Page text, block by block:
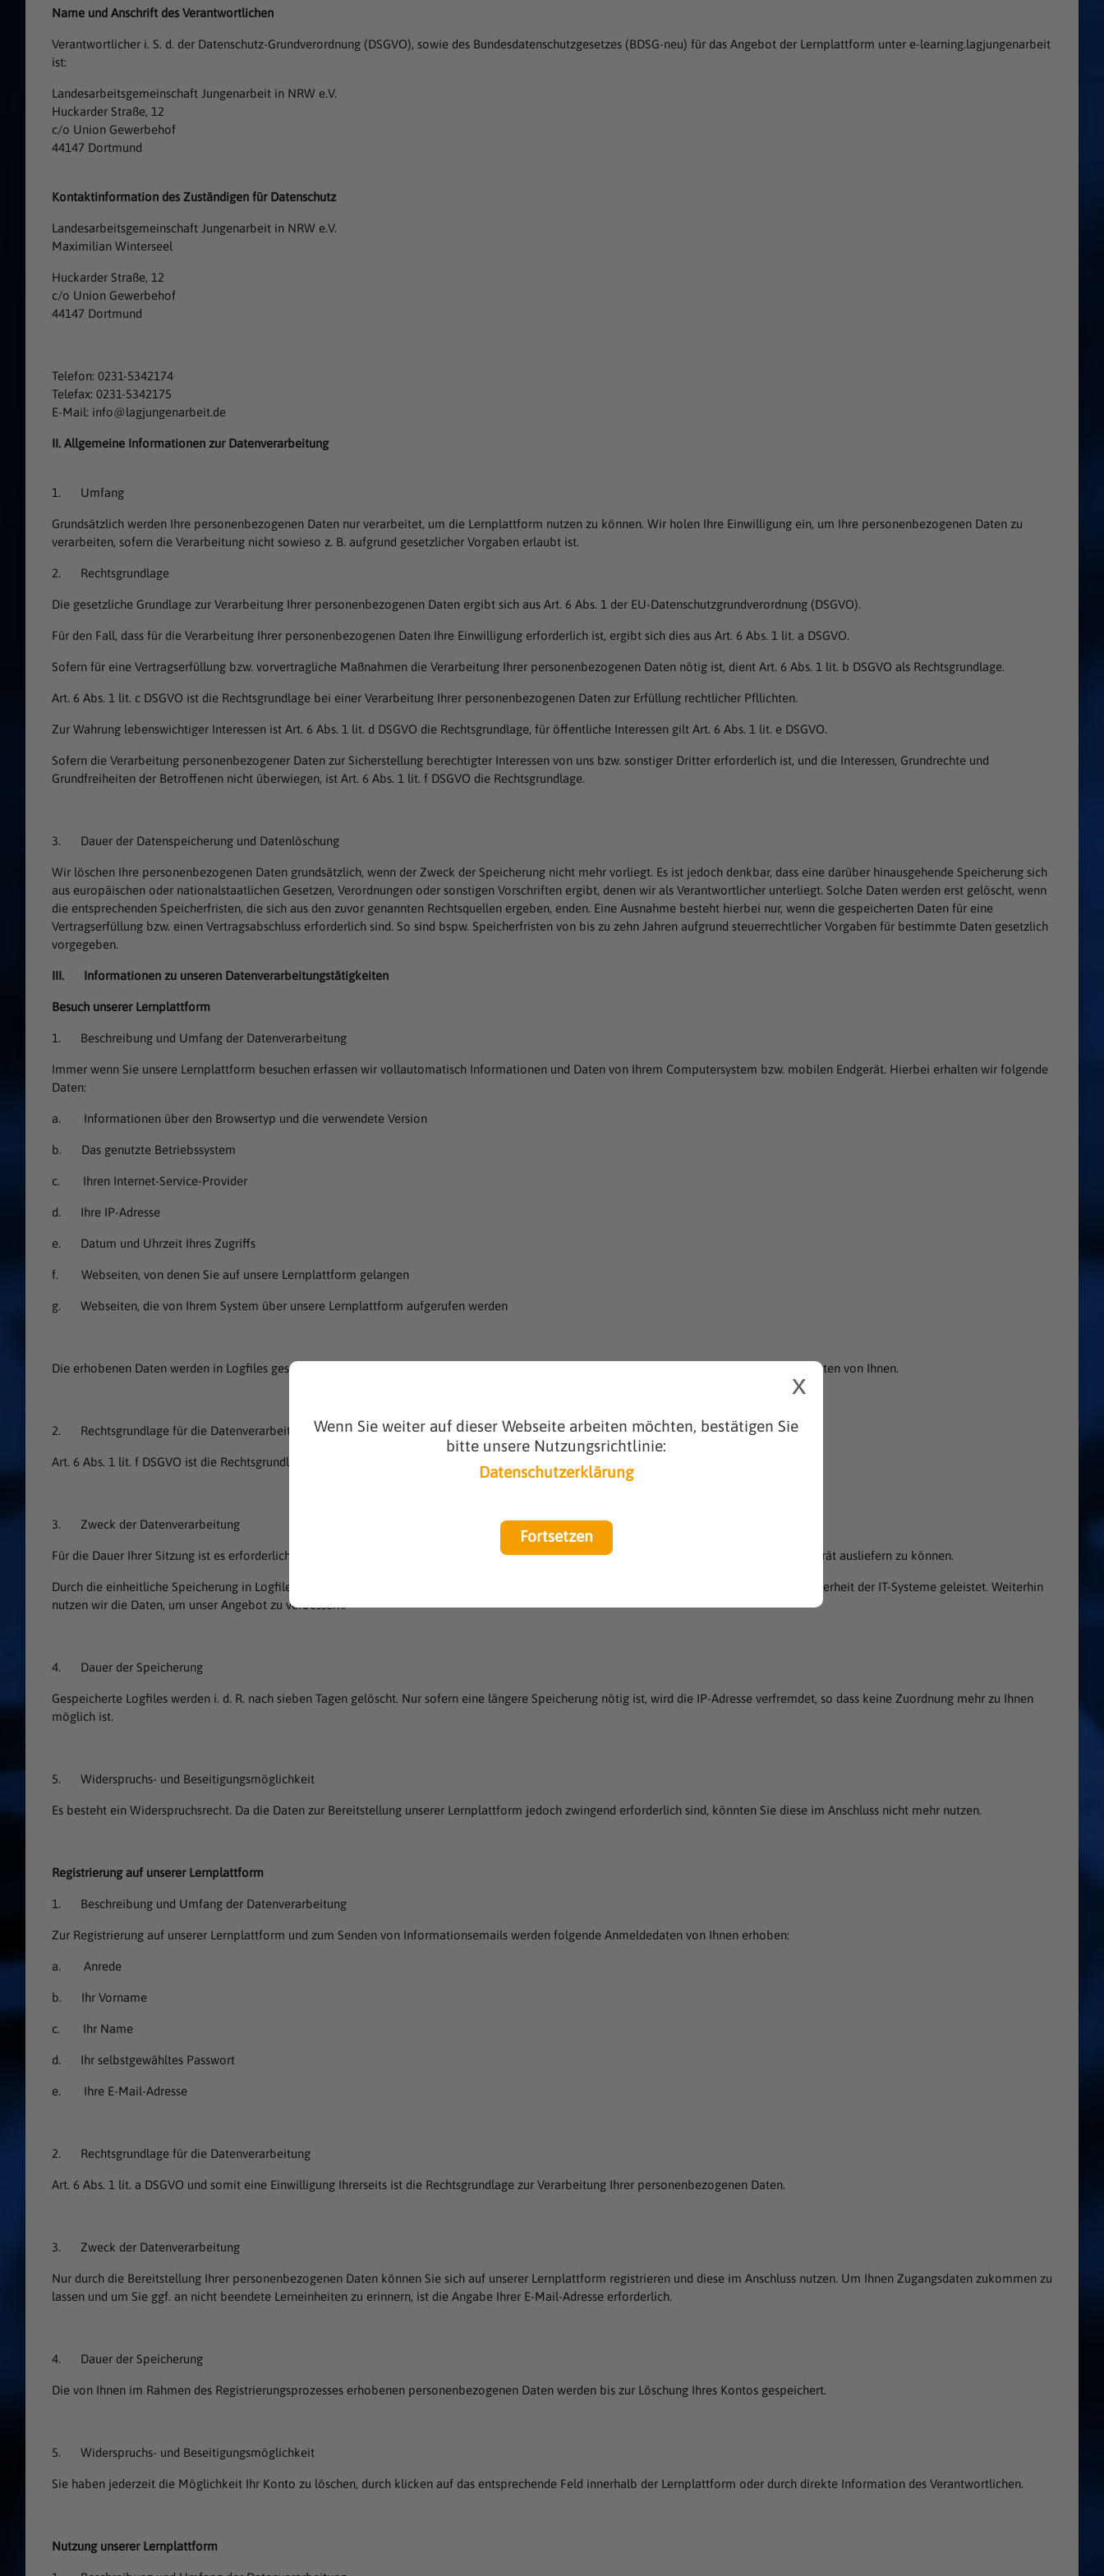
Wenn Sie weiter auf dieser Webseite arbeiten möchten, bestätigen Sie
bitte unsere Nutzungsrichtlinie:
Datenschutzerklärung
Fortsetzen
x
Name und Anschrift des Verantwortlichen
Verantwortlicher i. S. d. der Datenschutz-Grundverordnung (DSGVO), sowie des Bundesdatenschutzgesetzes (BDSG-neu) für das Angebot der Lernplattform unter e-learning.lagjungenarbeit
ist:
Landesarbeitsgemeinschaft Jungenarbeit in NRW e.V.
Huckarder Straße, 12
c/o Union Gewerbehof
44147 Dortmund
Kontaktinformation des Zuständigen für Datenschutz
Landesarbeitsgemeinschaft Jungenarbeit in NRW e.V.
Maximilian Winterseel
Huckarder Straße, 12
c/o Union Gewerbehof
44147 Dortmund
Telefon: 0231-5342174
Telefax: 0231-5342175
E-Mail: info@lagjungenarbeit.de
II. Allgemeine Informationen zur Datenverarbeitung
1. Umfang
Grundsätzlich werden Ihre personenbezogenen Daten nur verarbeitet, um die Lernplattform nutzen zu können. Wir holen Ihre Einwilligung ein, um Ihre personenbezogenen Daten zu
verarbeiten, sofern die Verarbeitung nicht sowieso z. B. aufgrund gesetzlicher Vorgaben erlaubt ist.
2. Rechtsgrundlage
Die gesetzliche Grundlage zur Verarbeitung Ihrer personenbezogenen Daten ergibt sich aus Art. 6 Abs. 1 der EU-Datenschutzgrundverordnung (DSGVO).
Für den Fall, dass für die Verarbeitung Ihrer personenbezogenen Daten Ihre Einwilligung erforderlich ist, ergibt sich dies aus Art. 6 Abs. 1 lit. a DSGVO.
Sofern für eine Vertragserfüllung bzw. vorvertragliche Maßnahmen die Verarbeitung Ihrer personenbezogenen Daten nötig ist, dient Art. 6 Abs. 1 lit. b DSGVO als Rechtsgrundlage.
Art. 6 Abs. 1 lit. c DSGVO ist die Rechtsgrundlage bei einer Verarbeitung Ihrer personenbezogenen Daten zur Erfüllung rechtlicher Pfllichten.
Zur Wahrung lebenswichtiger Interessen ist Art. 6 Abs. 1 lit. d DSGVO die Rechtsgrundlage, für öffentliche Interessen gilt Art. 6 Abs. 1 lit. e DSGVO.
Sofern die Verarbeitung personenbezogener Daten zur Sicherstellung berechtigter Interessen von uns bzw. sonstiger Dritter erforderlich ist, und die Interessen, Grundrechte und
Grundfreiheiten der Betroffenen nicht überwiegen, ist Art. 6 Abs. 1 lit. f DSGVO die Rechtsgrundlage.
3. Dauer der Datenspeicherung und Datenlöschung
Wir löschen Ihre personenbezogenen Daten grundsätzlich, wenn der Zweck der Speicherung nicht mehr vorliegt. Es ist jedoch denkbar, dass eine darüber hinausgehende Speicherung sich
aus europäischen oder nationalstaatlichen Gesetzen, Verordnungen oder sonstigen Vorschriften ergibt, denen wir als Verantwortlicher unterliegt. Solche Daten werden erst gelöscht, wenn
die entsprechenden Speicherfristen, die sich aus den zuvor genannten Rechtsquellen ergeben, enden. Eine Ausnahme besteht hierbei nur, wenn die gespeicherten Daten für eine
Vertragserfüllung bzw. einen Vertragsabschluss erforderlich sind. So sind bspw. Speicherfristen von bis zu zehn Jahren aufgrund steuerrechtlicher Vorgaben für bestimmte Daten gesetzlich
vorgegeben.
III. Informationen zu unseren Datenverarbeitungstätigkeiten
Besuch unserer Lernplattform
1. Beschreibung und Umfang der Datenverarbeitung
Immer wenn Sie unsere Lernplattform besuchen erfassen wir vollautomatisch Informationen und Daten von Ihrem Computersystem bzw. mobilen Endgerät. Hierbei erhalten wir folgende
Daten:
a. Informationen über den Browsertyp und die verwendete Version
b. Das genutzte Betriebssystem
c. Ihren Internet-Service-Provider
d. Ihre IP-Adresse
e. Datum und Uhrzeit Ihres Zugriffs
f. Webseiten, von denen Sie auf unsere Lernplattform gelangen
g. Webseiten, die von Ihrem System über unsere Lernplattform aufgerufen werden
Die erhobenen Daten werden in Logfiles gespeichert. Wir speichern diese Daten nicht zusammen mit weiteren, anderen personenbezogenen Daten von Ihnen.
2. Rechtsgrundlage für die Datenverarbeitung
Art. 6 Abs. 1 lit. f DSGVO ist die Rechtsgrundlage zur vorübergehenden Speicherung der Daten bzw. Logfiles.
3. Zweck der Datenverarbeitung
Für die Dauer Ihrer Sitzung ist es erforderlich Ihre IP-Adresse zu speichern, um unsere Lernplattform an Ihren Rechner bzw. an Ihr mobiles Endgerät ausliefern zu können.
Durch die einheitliche Speicherung in Logfiles wird die Funktionsfähigkeit unserer Lernplattform sichergestellt und ein wichtiger Beitrag zur Sicherheit der IT-Systeme geleistet. Weiterhin
nutzen wir die Daten, um unser Angebot zu verbessern.
4. Dauer der Speicherung
Gespeicherte Logfiles werden i. d. R. nach sieben Tagen gelöscht. Nur sofern eine längere Speicherung nötig ist, wird die IP-Adresse verfremdet, so dass keine Zuordnung mehr zu Ihnen
möglich ist.
5. Widerspruchs- und Beseitigungsmöglichkeit
Es besteht ein Widerspruchsrecht. Da die Daten zur Bereitstellung unserer Lernplattform jedoch zwingend erforderlich sind, könnten Sie diese im Anschluss nicht mehr nutzen.
Registrierung auf unserer Lernplattform
1. Beschreibung und Umfang der Datenverarbeitung
Zur Registrierung auf unserer Lernplattform und zum Senden von Informationsemails werden folgende Anmeldedaten von Ihnen erhoben:
a. Anrede
b. Ihr Vorname
c. Ihr Name
d. Ihr selbstgewähltes Passwort
e. Ihre E-Mail-Adresse
2. Rechtsgrundlage für die Datenverarbeitung
Art. 6 Abs. 1 lit. a DSGVO und somit eine Einwilligung Ihrerseits ist die Rechtsgrundlage zur Verarbeitung Ihrer personenbezogenen Daten.
3. Zweck der Datenverarbeitung
Nur durch die Bereitstellung Ihrer personenbezogenen Daten können Sie sich auf unserer Lernplattform registrieren und diese im Anschluss nutzen. Um Ihnen Zugangsdaten zukommen zu
lassen und um Sie ggf. an nicht beendete Lerneinheiten zu erinnern, ist die Angabe Ihrer E-Mail-Adresse erforderlich.
4. Dauer der Speicherung
Die von Ihnen im Rahmen des Registrierungsprozesses erhobenen personenbezogenen Daten werden bis zur Löschung Ihres Kontos gespeichert.
5. Widerspruchs- und Beseitigungsmöglichkeit
Sie haben jederzeit die Möglichkeit Ihr Konto zu löschen, durch klicken auf das entsprechende Feld innerhalb der Lernplattform oder durch direkte Information des Verantwortlichen.
Nutzung unserer Lernplattform